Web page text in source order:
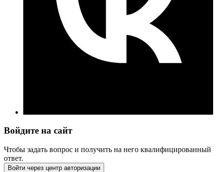
Войдите на сайт
Чтобы задать вопрос и получить на него квалифицированный
ответ.
Войти через центр авторизации